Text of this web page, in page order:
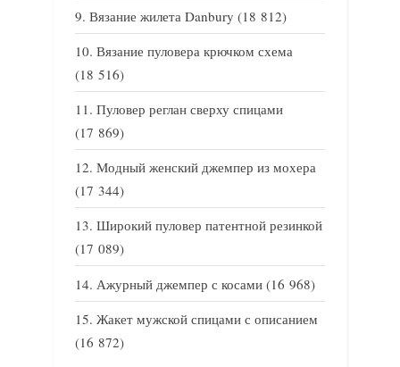
Вязание жилета Danbury (18 812)
Вязание пуловера крючком схема
(18 516)
Пуловер реглан сверху спицами
(17 869)
Модный женский джемпер из мохера
(17 344)
Широкий пуловер патентной резинкой
(17 089)
Ажурный джемпер с косами (16 968)
Жакет мужской спицами с описанием
(16 872)